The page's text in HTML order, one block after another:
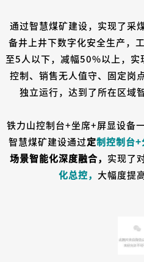
通过智慧煤矿建设，实现了采
备井上井下数字化安全生产，
至5人以下，减幅50%以上，实
控制、销售无人值守、固定岗
独立运行，达到了所在区域
铁力山控制台+坐席+屏显设备
智慧煤矿建设通过 定制控制台+
场景智能化深度融合， 实现了
化总控， 大幅度提